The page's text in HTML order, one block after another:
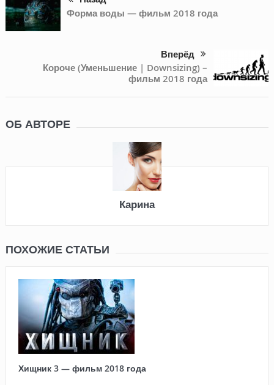
Форма воды — фильм 2018 года
Вперёд
Короче (Уменьшение | Downsizing) –
фильм 2018 года
ОБ АВТОРЕ
Карина
ПОХОЖИЕ СТАТЬИ
Хищник 3 — фильм 2018 года